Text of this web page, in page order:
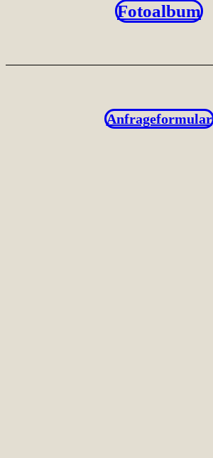
Fotoalbum
Anfrageformular